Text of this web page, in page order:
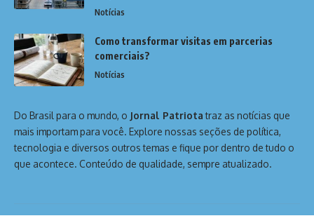
Notícias
Como transformar visitas em parcerias
comerciais?
Notícias
Do Brasil para o mundo, o Jornal Patriotatraz as notícias que
mais importam para você. Explore nossas seções de política,
tecnologia e diversos outros temas e fique por dentro de tudo o
que acontece. Conteúdo de qualidade, sempre atualizado.